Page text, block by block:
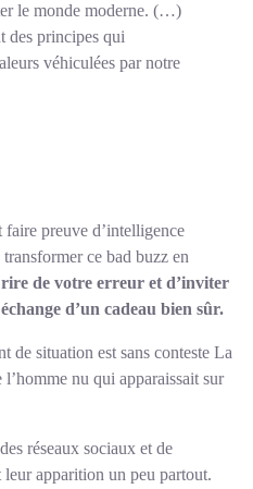
le monde moderne. (…)
des principes qui
véhiculées par notre
faire preuve d’intelligence
ce bad buzz en
de votre erreur et d’inviter
d’un cadeau bien sûr.
de situation est sans conteste La
nu qui apparaissait sur
réseaux sociaux et de
apparition un peu partout.